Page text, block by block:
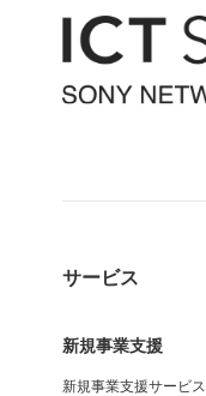
サービス
新規事業支援
新規事業支援サービス